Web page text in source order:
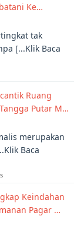
Ke…
tak
[...Klik Baca
Ruang
Putar M…
merupakan
Baca
Keindahan
Pagar …